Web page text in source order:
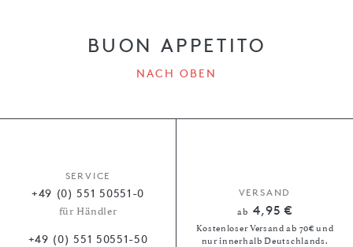
BUON APPETITO
NACH OBEN
SERVICE
+49 (0) 551 50551-0
für Händler
+49 (0) 551 50551-50
VERSAND
ab 4,95 €
Kostenloser Versand ab 70€ und
nur innerhalb Deutschlands.